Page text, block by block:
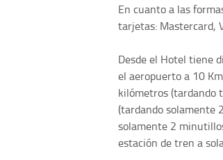
En cuanto a las
tarjetas: Mastercard,
Desde el Hotel tiene
el aeropuerto a 10
kilómetros (tardando
(tardando solamente
solamente 2
estación de tren a